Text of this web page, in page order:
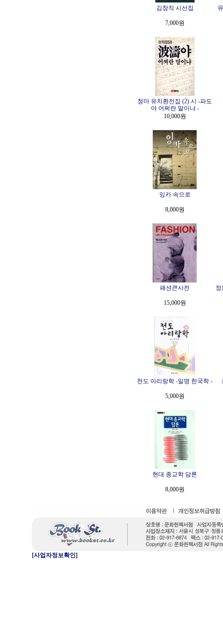
김창직 시선집
7,000원
청마 유치환전집 (2) 시 -파도
야 어쩌란 말이냐 -
10,000원
잉카 속으로
8,000원
패션큰사전
15,000원
정
천도 아리랑학 -일명 한국학 -
5,000원
현대 종교학 담론
8,000원
[사업자정보확인]